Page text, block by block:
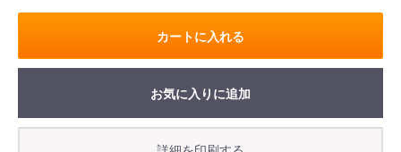
カートに入れる
お買い物を続ける カートへ進む
お気に入りに追加